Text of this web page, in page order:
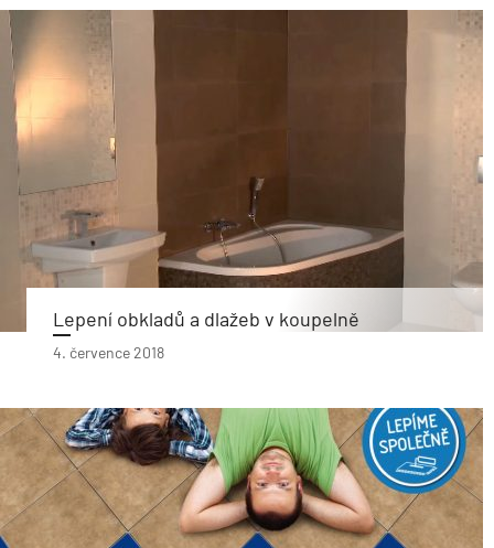
Lepení obkladů a dlažeb v koupelně
4. července 2018